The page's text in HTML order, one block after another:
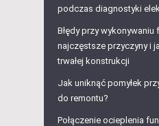
podczas diagnostyki
Błędy przy
najczęstsze przyczyny i
trwałej konstrukcji
Jak uniknąć pomyłek
do remontu?
Połączenie ocieplenia